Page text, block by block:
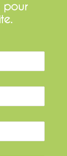
pour